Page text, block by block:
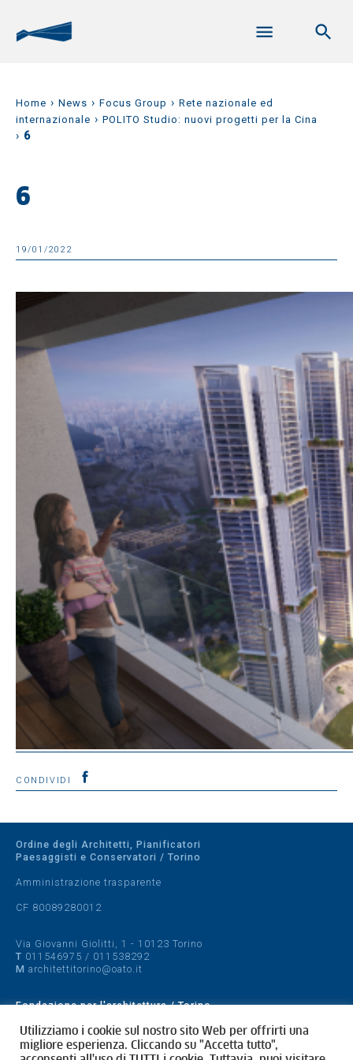
Home › News › Focus Group › Rete nazionale ed
internazionale › POLITO Studio: nuovi progetti per la Cina
› 6
6
19/01/2022
CONDIVIDI
Ordine degli Architetti, Pianificatori
Paesaggisti e Conservatori / Torino
Amministrazione trasparente
CF 80089280012
Via Giovanni Giolitti, 1 - 10123 Torino
T 011546975 / 011538292
M architettitorino@oato.it
Fondazione per l'architettura / Torino
Designed by quattrolinee.it
Utilizziamo i cookie sul nostro sito Web per offrirti una
migliore esperienza. Cliccando su "Accetta tutto",